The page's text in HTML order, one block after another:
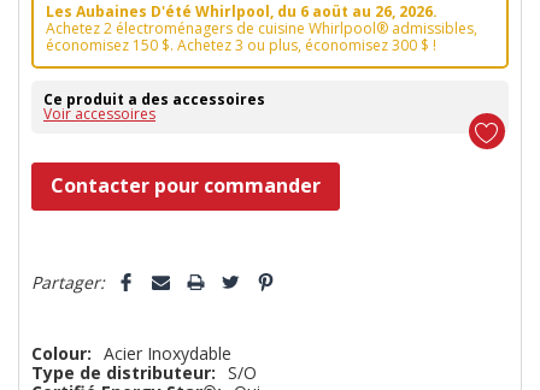
Les Aubaines D'été Whirlpool, du 6 aoüt au 26, 2026.
Achetez 2 électroménagers de cuisine Whirlpool® admissibles,
économisez 150 $. Achetez 3 ou plus, économisez 300 $ !
Ce produit a des accessoires
Voir accessoires
Dépêchez-
vous!
n’en
plus
que
Contacter pour commander
Partager:
Colour: Acier Inoxydable
Type de distributeur: S/O